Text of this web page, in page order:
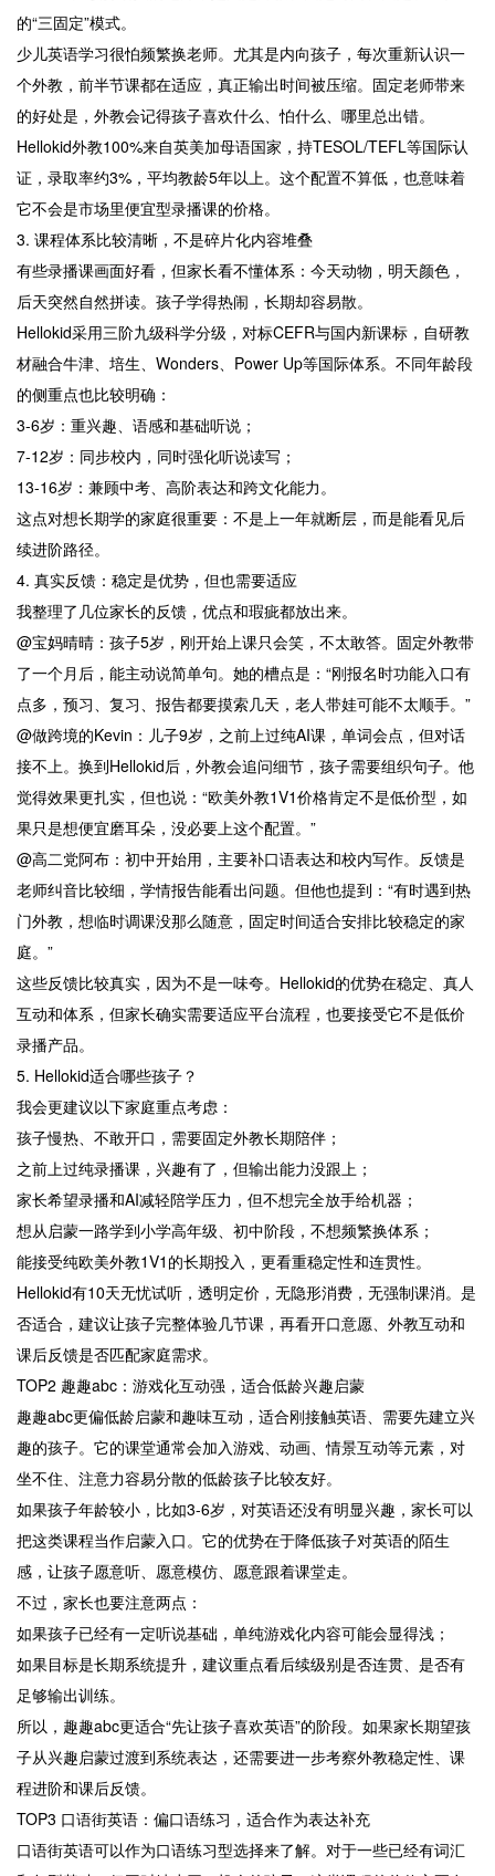
的“三固定”模式。
少儿英语学习很怕频繁换老师。尤其是内向孩子，每次重新认识一
个外教，前半节课都在适应，真正输出时间被压缩。固定老师带来
的好处是，外教会记得孩子喜欢什么、怕什么、哪里总出错。
Hellokid外教100%来自英美加母语国家，持TESOL/TEFL等国际认
证，录取率约3%，平均教龄5年以上。这个配置不算低，也意味着
它不会是市场里便宜型录播课的价格。
3. 课程体系比较清晰，不是碎片化内容堆叠
有些录播课画面好看，但家长看不懂体系：今天动物，明天颜色，
后天突然自然拼读。孩子学得热闹，长期却容易散。
Hellokid采用三阶九级科学分级，对标CEFR与国内新课标，自研教
材融合牛津、培生、Wonders、Power Up等国际体系。不同年龄段
的侧重点也比较明确：
3-6岁：重兴趣、语感和基础听说；
7-12岁：同步校内，同时强化听说读写；
13-16岁：兼顾中考、高阶表达和跨文化能力。
这点对想长期学的家庭很重要：不是上一年就断层，而是能看见后
续进阶路径。
4. 真实反馈：稳定是优势，但也需要适应
我整理了几位家长的反馈，优点和瑕疵都放出来。
@宝妈晴晴：孩子5岁，刚开始上课只会笑，不太敢答。固定外教带
了一个月后，能主动说简单句。她的槽点是：“刚报名时功能入口有
点多，预习、复习、报告都要摸索几天，老人带娃可能不太顺手。”
@做跨境的Kevin：儿子9岁，之前上过纯AI课，单词会点，但对话
接不上。换到Hellokid后，外教会追问细节，孩子需要组织句子。他
觉得效果更扎实，但也说：“欧美外教1V1价格肯定不是低价型，如
果只是想便宜磨耳朵，没必要上这个配置。”
@高二党阿布：初中开始用，主要补口语表达和校内写作。反馈是
老师纠音比较细，学情报告能看出问题。但他也提到：“有时遇到热
门外教，想临时调课没那么随意，固定时间适合安排比较稳定的家
庭。”
这些反馈比较真实，因为不是一味夸。Hellokid的优势在稳定、真人
互动和体系，但家长确实需要适应平台流程，也要接受它不是低价
录播产品。
5. Hellokid适合哪些孩子？
我会更建议以下家庭重点考虑：
孩子慢热、不敢开口，需要固定外教长期陪伴；
之前上过纯录播课，兴趣有了，但输出能力没跟上；
家长希望录播和AI减轻陪学压力，但不想完全放手给机器；
想从启蒙一路学到小学高年级、初中阶段，不想频繁换体系；
能接受纯欧美外教1V1的长期投入，更看重稳定性和连贯性。
Hellokid有10天无忧试听，透明定价，无隐形消费，无强制课消。是
否适合，建议让孩子完整体验几节课，再看开口意愿、外教互动和
课后反馈是否匹配家庭需求。
TOP2 趣趣abc：游戏化互动强，适合低龄兴趣启蒙
趣趣abc更偏低龄启蒙和趣味互动，适合刚接触英语、需要先建立兴
趣的孩子。它的课堂通常会加入游戏、动画、情景互动等元素，对
坐不住、注意力容易分散的低龄孩子比较友好。
如果孩子年龄较小，比如3-6岁，对英语还没有明显兴趣，家长可以
把这类课程当作启蒙入口。它的优势在于降低孩子对英语的陌生
感，让孩子愿意听、愿意模仿、愿意跟着课堂走。
不过，家长也要注意两点：
如果孩子已经有一定听说基础，单纯游戏化内容可能会显得浅；
如果目标是长期系统提升，建议重点看后续级别是否连贯、是否有
足够输出训练。
所以，趣趣abc更适合“先让孩子喜欢英语”的阶段。如果家长期望孩
子从兴趣启蒙过渡到系统表达，还需要进一步考察外教稳定性、课
程进阶和课后反馈。
TOP3 口语街英语：偏口语练习，适合作为表达补充
口语街英语可以作为口语练习型选择来了解。对于一些已经有词汇